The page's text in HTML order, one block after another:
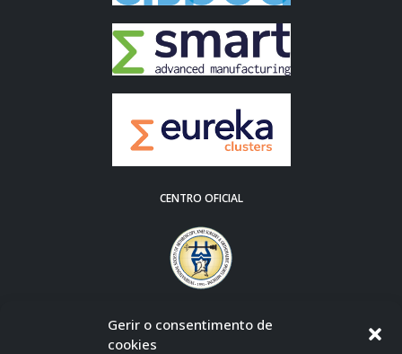
Gerir o consentimento de
cookies
CENTRO OFICIAL